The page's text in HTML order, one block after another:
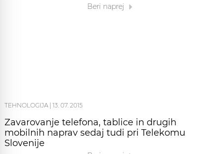
Beri naprej
TEHNOLOGIJA 13. 07. 2015
Zavarovanje telefona, tablice in drugih
mobilnih naprav sedaj tudi pri Telekomu
Slovenije